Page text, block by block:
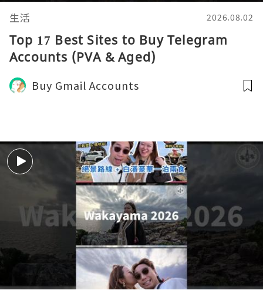
生活 2026.08.02
Top 17 Best Sites to Buy Telegram
Accounts (PVA & Aged)
Buy Gmail Accounts